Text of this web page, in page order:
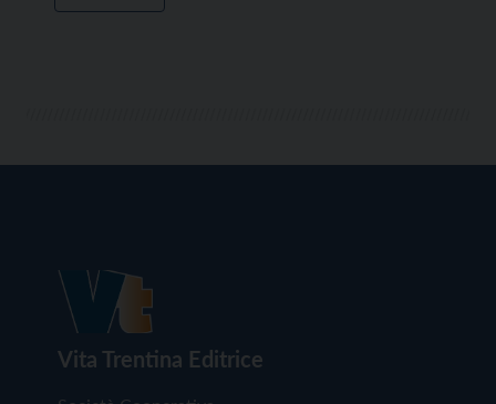
Vita Trentina Editrice